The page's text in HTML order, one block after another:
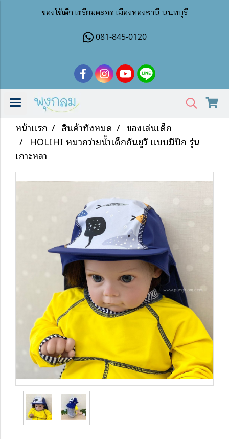
ของใช้เด็ก เตรียมคลอด เมืองทองธานี นนทบุรี
081-845-0120
หน้าแรก สินค้าทั้งหมด
ของเล่นเด็ก
HOLIHI หมวกว่ายน้ำเด็กกันยูวี แบบมีปีก รุ่น
เกาะหลา